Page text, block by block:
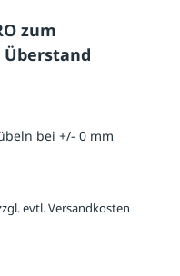
zum
bei +/- 0 mm
evtl. Versandkosten